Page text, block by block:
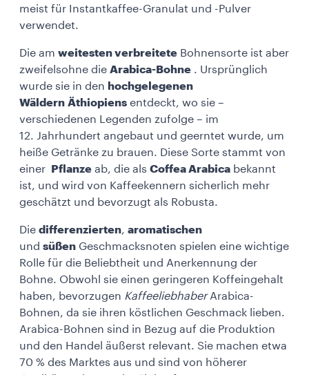
meist für Instantkaffee-Granulat und -Pulver
verwendet.
Die am weitesten verbreitete Bohnensorte ist aber
zweifelsohne die Arabica-Bohne . Ursprünglich
wurde sie in den hochgelegenen
Wäldern Äthiopiens entdeckt, wo sie –
verschiedenen Legenden zufolge – im
12. Jahrhundert angebaut und geerntet wurde, um
heiße Getränke zu brauen. Diese Sorte stammt von
einer
Pflanze ab, die als Coffea Arabica bekannt
ist, und wird von Kaffeekennern sicherlich mehr
geschätzt und bevorzugt als Robusta.
Die differenzierten, aromatischen
und süßen Geschmacksnoten spielen eine wichtige
Rolle für die Beliebtheit und Anerkennung der
Bohne. Obwohl sie einen geringeren Koffeingehalt
haben, bevorzugen KaffeeliebhaberArabica-
Bohnen, da sie ihren köstlichen Geschmack lieben.
Arabica-Bohnen sind in Bezug auf die Produktion
und den Handel äußerst relevant. Sie machen etwa
70 % des Marktes aus und sind von höherer